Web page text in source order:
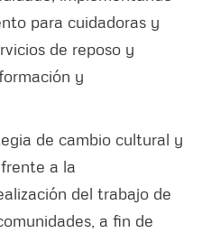
para cuidadoras y
de reposo y
y
de cambio cultural y
a la
del trabajo de
a fin de